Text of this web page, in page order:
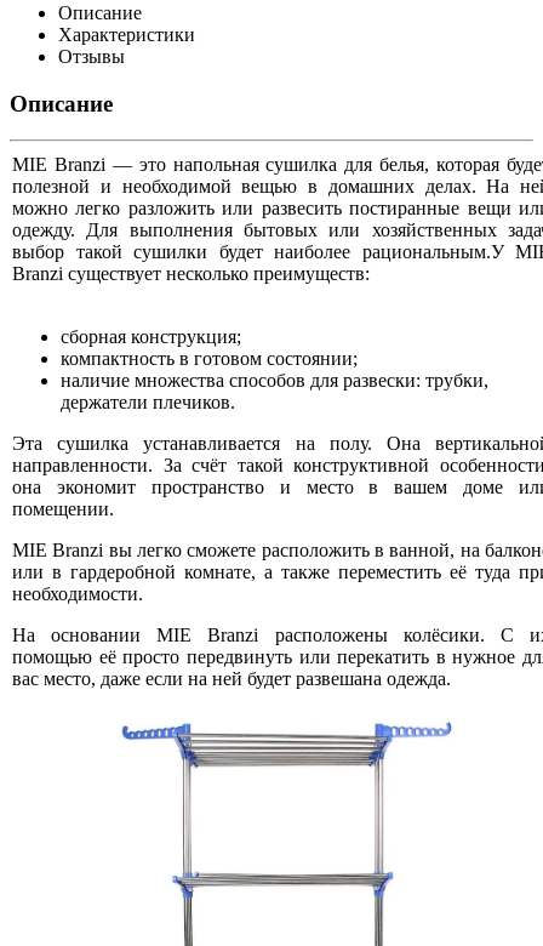
Описание
Характеристики
Отзывы
Описание
MIE Branzi — это напольная сушилка для белья, которая
полезной и необходимой вещью в домашних делах. На
можно легко разложить или развесить постиранные вещи
одежду. Для выполнения бытовых или хозяйственных
выбор такой сушилки будет наиболее рациональным.У
Branzi существует несколько преимуществ:
сборная конструкция;
компактность в готовом состоянии;
наличие множества способов для развески: трубки,
держатели плечиков.
Эта сушилка устанавливается на полу. Она
направленности. За счёт такой конструктивной
она экономит пространство и место в вашем доме
помещении.
MIE Branzi вы легко сможете расположить в ванной, на
или в гардеробной комнате, а также переместить её туда
необходимости.
На основании MIE Branzi расположены колёсики. С
помощью её просто передвинуть или перекатить в нужное
вас место, даже если на ней будет развешана одежда.